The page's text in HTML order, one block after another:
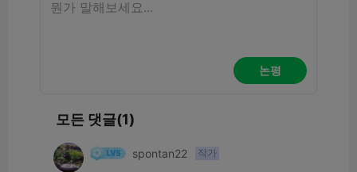
논평
모든 댓글(1)
spontan22 작가